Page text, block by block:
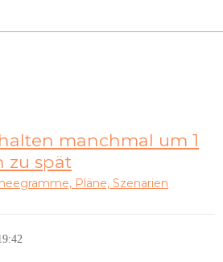
manchmal um 1
zu spät
Pläne, Szenarien